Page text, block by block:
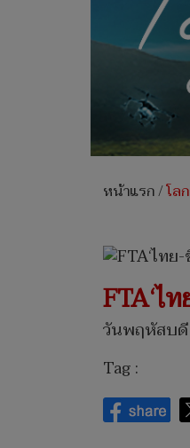
หน้าแรก/โล
FTA‘ไ
วันพฤหัสบดี
Tag :